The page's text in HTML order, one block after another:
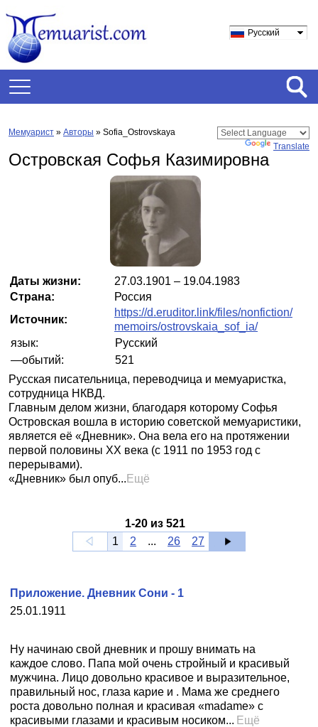
Русский
Мемуарист » Авторы » Sofia_Ostrovskaya
Translate
Островская Софья Казимировна
Даты жизни:
27.03.1901 – 19.04.1983
Страна:
Россия
Источник:
https://d.eruditor.link/files/nonfiction/
memoirs/ostrovskaia_sof_ia/
язык:
Русский
—обытий:
521
Русская писательница, переводчица и мемуаристка,
сотрудница НКВД.
Главным делом жизни, благодаря которому Софья
Островская вошла в историю советской мемуаристики,
является её «Дневник». Она вела его на протяжении
первой половины XX века (с 1911 по 1953 год с
перерывами).
«Дневник» был опуб... Ещё
1-20 из521
1
2 ... 26 27
25.01.1911
Приложение. Дневник Сони - 1
Ну начинаю свой дневник и прошу внимать на
каждое слово. Папа мой очень стройный и красивый
мужчина. Лицо довольно красивое и выразительное,
правильный нос, глаза карие и . Мама же среднего
роста довольно полная и красивая «madame» с
красивыми глазами и красивым носиком... Ещё